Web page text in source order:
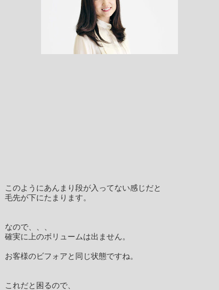
このようにあんまり段が入ってない感じだと
毛先が下にたまります。
なので、、、
確実に上のボリュームは出ません。
お客様のビフォアと同じ状態ですね。
これだと困るので、